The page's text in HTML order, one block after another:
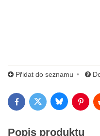
Přidat do seznamu
FacebookTwitterBluesky
Popis produktu